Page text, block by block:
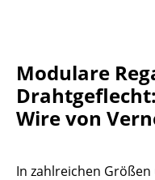
Richard Lampert
Thonet
Vitra
Modulare
Wire von
In zahlreichen